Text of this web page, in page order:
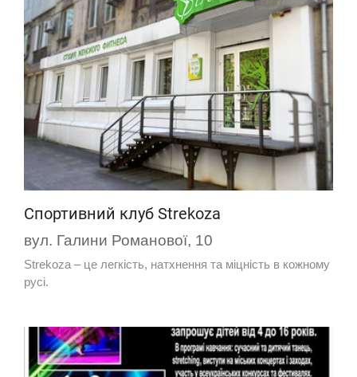
Спортивний клуб Strekoza
вул. Галини Романової, 10
Strekoza – це легкість, натхнення та міцність в кожному
русі.